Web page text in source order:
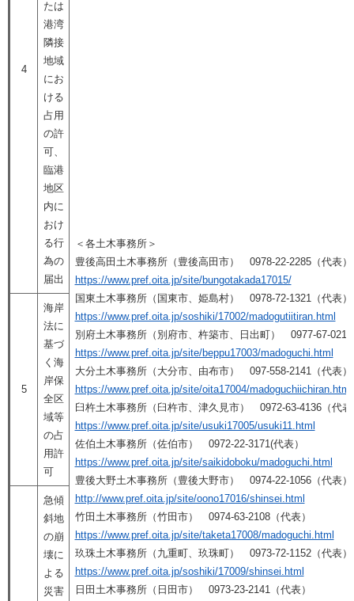
＜各土木事務所＞
豊後高田土木事務所（豊後高田市） 0978-22-2285（代表）
https://www.pref.oita.jp/site/bungotakada17015/
国東土木事務所（国東市、姫島村） 0978-72-1321（代表）
https://www.pref.oita.jp/soshiki/17002/madogutiitiran.html
別府土木事務所（別府市、杵築市、日出町） 0977-67-
https://www.pref.oita.jp/site/beppu17003/madoguchi.html
大分土木事務所（大分市、由布市） 097-558-2141（代表）
https://www.pref.oita.jp/site/oita17004/madoguchiichiran.html
臼杵土木事務所（臼杵市、津久見市） 0972-63-4136（代表
https://www.pref.oita.jp/site/usuki17005/usuki11.html
佐伯土木事務所（佐伯市） 0972-22-3171(代表）
https://www.pref.oita.jp/site/saikidoboku/madoguchi.html
豊後大野土木事務所（豊後大野市） 0974-22-1056（代表）
http://www.pref.oita.jp/site/oono17016/shinsei.html
竹田土木事務所（竹田市） 0974-63-2108（代表）
https://www.pref.oita.jp/site/taketa17008/madoguchi.html
玖珠土木事務所（九重町、玖珠町） 0973-72-1152（代表）
https://www.pref.oita.jp/soshiki/17009/shinsei.html
日田土木事務所（日田市） 0973-23-2141（代表）
4
たは
港湾
隣接
地域
にお
ける
占用
の許
可、
臨港
地区
内に
おけ
る行
為の
届出
5
海岸
法に
基づ
く海
岸保
全区
域等
の占
用許
可
急傾
斜地
の崩
壊に
よる
災害